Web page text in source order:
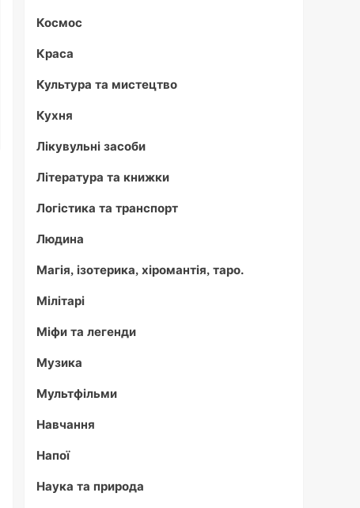
Космос
Краса
Культура та мистецтво
Кухня
Лікувульні засоби
Література та книжки
Логістика та транспорт
Людина
Магія, ізотерика, хіромантія, таро.
Мілітарі
Міфи та легенди
Музика
Мультфільми
Навчання
Напої
Наука та природа